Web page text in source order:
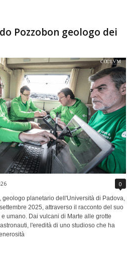
Pozzobon geologo dei
0
geologo planetario dell'Università di Padova,
2025, attraverso il racconto del suo
umano. Dai vulcani di Marte alle grotte
l'eredità di uno studioso che ha